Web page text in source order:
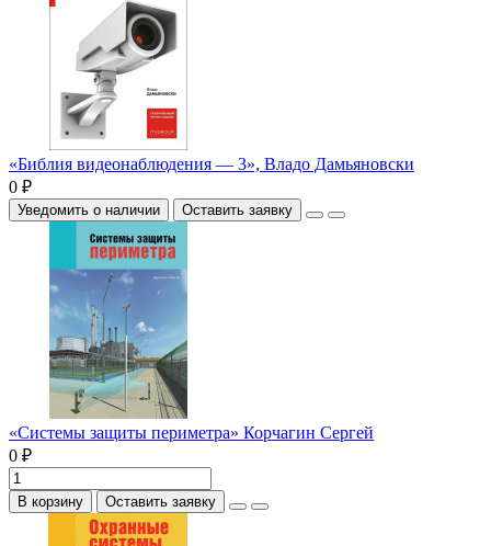
«Библия видеонаблюдения — 3», Владо Дамьяновски
0 ₽
Уведомить о наличии Оставить заявку
«Системы защиты периметра» Корчагин Сергей
0 ₽
В корзину Оставить заявку